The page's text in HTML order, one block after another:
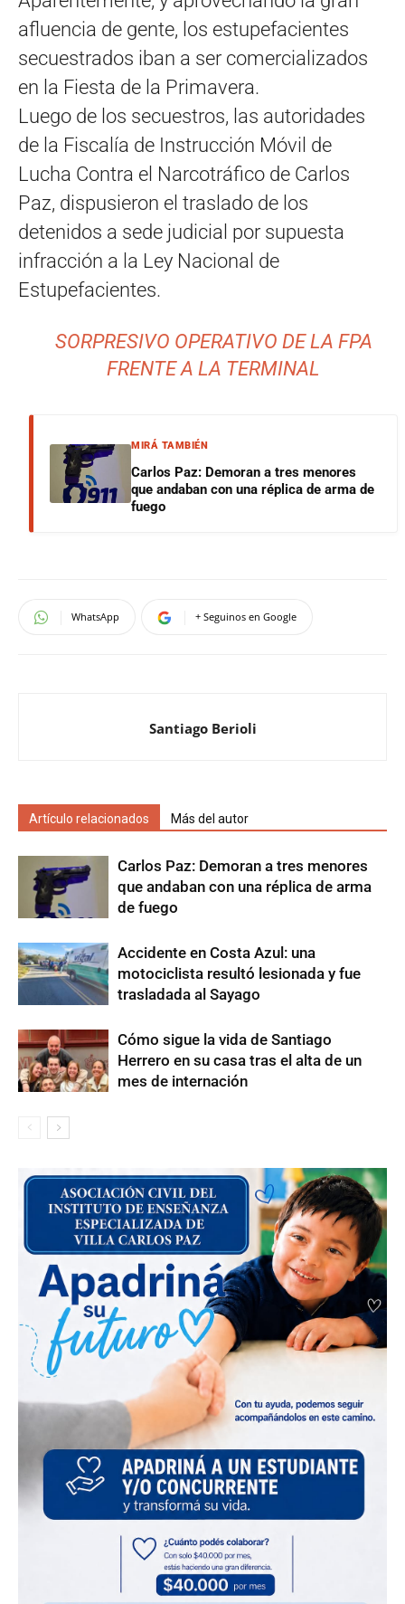
afluencia de gente, los estupefacientes
secuestrados iban a ser comercializados
en la Fiesta de la Primavera.
Luego de los secuestros, las autoridades
de la Fiscalía de Instrucción Móvil de
Lucha Contra el Narcotráfico de Carlos
Paz, dispusieron el traslado de los
detenidos a sede judicial por supuesta
infracción a la Ley Nacional de
Estupefacientes.
SORPRESIVO OPERATIVO DE LA FPA
FRENTE A LA TERMINAL
MIRÁ TAMBIÉN
Carlos Paz: Demoran a tres menores
que andaban con una réplica de arma de
fuego
WhatsApp + Seguinos en Google
Santiago Berioli
Artículo relacionados Más del autor
Carlos Paz: Demoran a tres menores
que andaban con una réplica de arma
de fuego
Accidente en Costa Azul: una
motociclista resultó lesionada y fue
trasladada al Sayago
Cómo sigue la vida de Santiago
Herrero en su casa tras el alta de un
mes de internación